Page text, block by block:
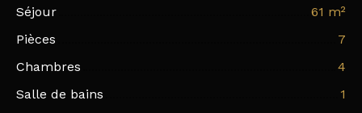
Séjour
61 m²
Pièces
7
Chambres
4
Salle de bains
1